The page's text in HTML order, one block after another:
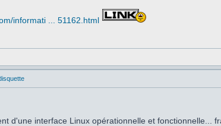
informati ... 51162.html
d'une interface Linux opérationnelle et fonctionnelle...